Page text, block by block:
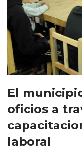
El
oficios a
laboral